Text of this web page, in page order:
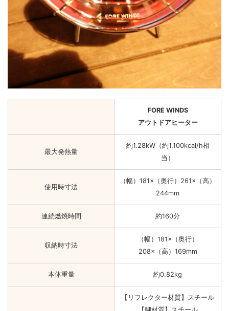
FORE WINDS
アウトドアヒーター
最大発熱量
約1.28kW（約1,100kcal/h相
当）
使用時寸法
（幅）181×（奥行）261×（高）
244mm
連続燃焼時間 約160分
収納時寸法
（幅）181×（奥行）
208×（高）169mm
本体重量 約0.82kg
【リフレクター材質】スチール